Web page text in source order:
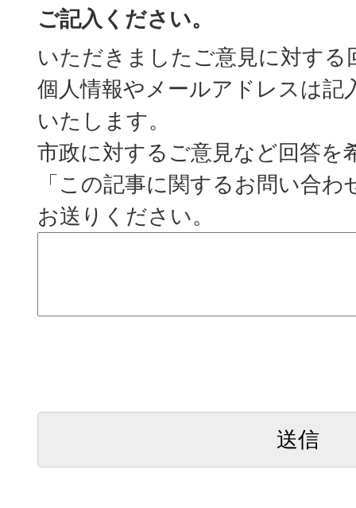
ご記入ください。
いただきましたご意見に対する
個人情報やメールアドレスは記
いたします。
市政に対するご意見など回答を
「この記事に関するお問い合
お送りください。